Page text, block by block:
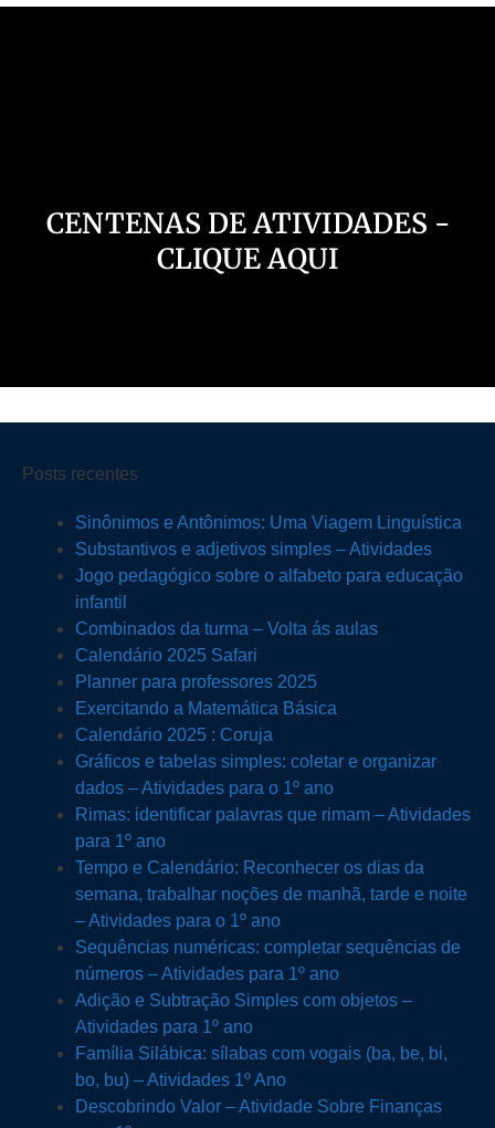
CENTENAS DE ATIVIDADES -
CLIQUE AQUI
Posts recentes
Sinônimos e Antônimos: Uma Viagem Linguística
Substantivos e adjetivos simples – Atividades
Jogo pedagógico sobre o alfabeto para educação
infantil
Combinados da turma – Volta ás aulas
Calendário 2025 Safari
Planner para professores 2025
Exercitando a Matemática Básica
Calendário 2025 : Coruja
Gráficos e tabelas simples: coletar e organizar
dados – Atividades para o 1º ano
Rimas: identificar palavras que rimam – Atividades
para 1º ano
Tempo e Calendário: Reconhecer os dias da
semana, trabalhar noções de manhã, tarde e noite
– Atividades para o 1º ano
Sequências numéricas: completar sequências de
números – Atividades para 1º ano
Adição e Subtração Simples com objetos –
Atividades para 1º ano
Família Silábica: sílabas com vogais (ba, be, bi,
bo, bu) – Atividades 1º Ano
Descobrindo Valor – Atividade Sobre Finanças